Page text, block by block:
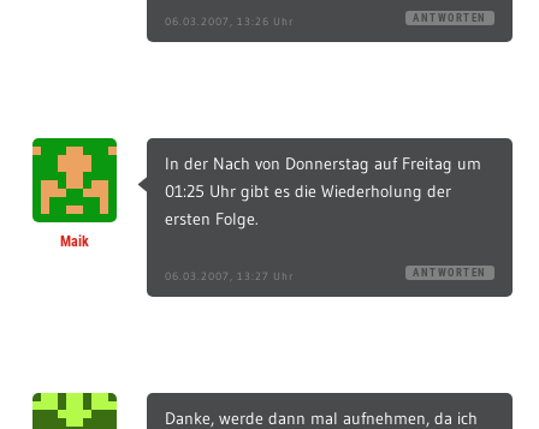
06.03.2007, 13:26 Uhr ANTWORTEN
Maik
In der Nach von Donnerstag auf Freitag um
01:25 Uhr gibt es die Wiederholung der
ersten Folge.
06.03.2007, 13:27 Uhr ANTWORTEN
Danke, werde dann mal aufnehmen, da ich